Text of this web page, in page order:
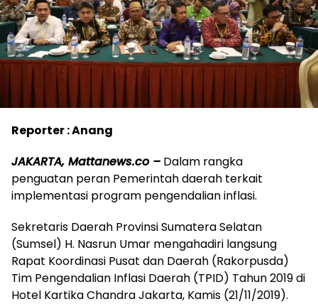
Reporter : Anang
JAKARTA, Mattanews.co – Dalam rangka
penguatan peran Pemerintah daerah terkait
implementasi program pengendalian inflasi.
Sekretaris Daerah Provinsi Sumatera Selatan
(Sumsel) H. Nasrun Umar mengahadiri langsung
Rapat Koordinasi Pusat dan Daerah (Rakorpusda)
Tim Pengendalian Inflasi Daerah (TPID) Tahun 2019 di
Hotel Kartika Chandra Jakarta, Kamis (21/11/2019).